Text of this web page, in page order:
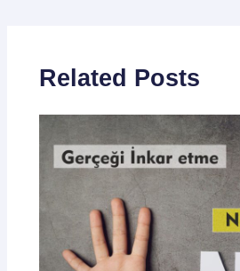
Related Posts